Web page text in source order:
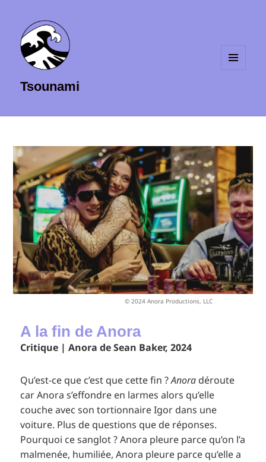
Tsounami
© 2024 Anora Productions, LLC
A la fin de Anora
Critique | Anora de Sean Baker, 2024
Qu’est-ce que c’est que cette fin ?Anora déroute
car Anora s’effondre en larmes alors qu’elle
couche avec son tortionnaire Igor dans une
voiture. Plus de questions que de réponses.
Pourquoi ce sanglot ? Anora pleure parce qu’on l’a
malmenée, humiliée, Anora pleure parce qu’elle a